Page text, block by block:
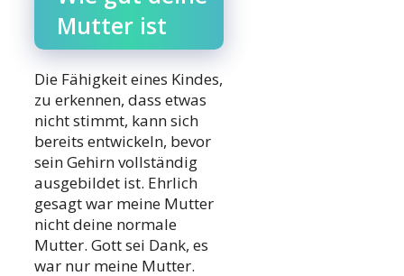
Mutter ist
Die Fähigkeit eines Kindes,
zu erkennen, dass etwas
nicht stimmt, kann sich
bereits entwickeln, bevor
sein Gehirn vollständig
ausgebildet ist. Ehrlich
gesagt war meine Mutter
nicht deine normale
Mutter. Gott sei Dank, es
war nur meine Mutter.